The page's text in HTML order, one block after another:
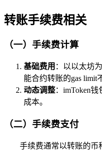
转账手续费相关
（一）手续费计算
基础费用 ：以以太坊
能合约转账的gas limit
动态调整：imToken
成本。
（二）手续费支付
手续费通常以转账的币